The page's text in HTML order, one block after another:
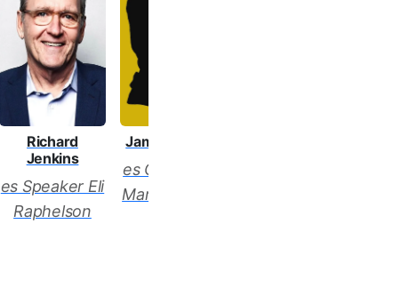
Richard
Jenkins
es Speaker Eli
Raphelson
James Woods
es Chief SAIC
Martin Walker